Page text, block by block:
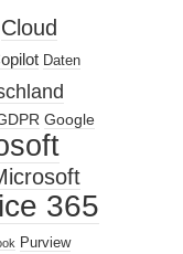
Cloud
Daten
Google
365
Purview